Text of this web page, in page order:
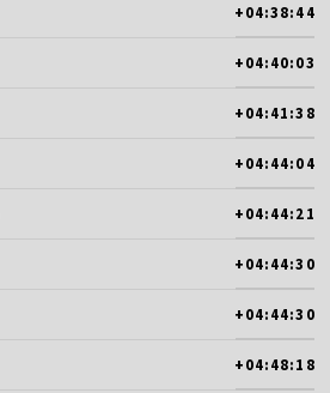
+04:38:44
+04:40:03
+04:41:38
+04:44:04
+04:44:21
+04:44:30
+04:44:30
+04:48:18